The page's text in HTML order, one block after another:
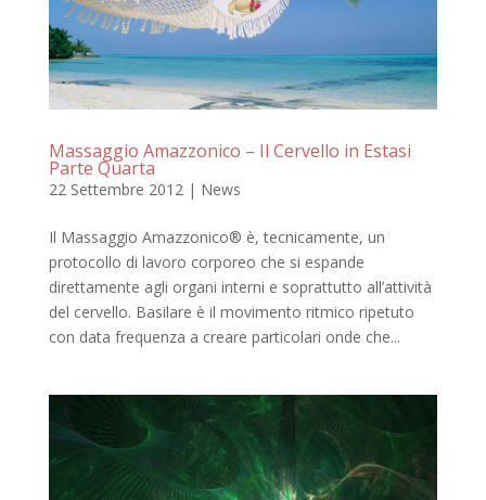
Massaggio Amazzonico – Il Cervello in Estasi
Parte Quarta
22 Settembre 2012| News
Il Massaggio Amazzonico® è, tecnicamente, un
protocollo di lavoro corporeo che si espande
direttamente agli organi interni e soprattutto all’attività
del cervello. Basilare è il movimento ritmico ripetuto
con data frequenza a creare particolari onde che...